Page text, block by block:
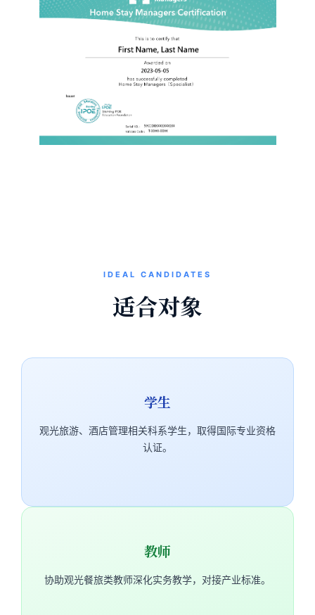
IDEAL CANDIDATES
适合对象
学生
观光旅游、酒店管理相关科系学生，取得国际专业资格
认证。
教师
协助观光餐旅类教师深化实务教学，对接产业标准。